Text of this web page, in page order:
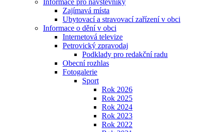
Informace pro návštěvníky
Zajímavá místa
Ubytovací a stravovací zařízení v obci
Informace o dění v obci
Internetová televize
Petrovický zpravodaj
Podklady pro redakční radu
Obecní rozhlas
Fotogalerie
Sport
Rok 2026
Rok 2025
Rok 2024
Rok 2023
Rok 2022